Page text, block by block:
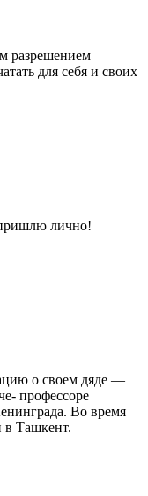
разрешением
для себя и своих
лично!
о своем дяде —
профессоре
Во время
в Ташкент.